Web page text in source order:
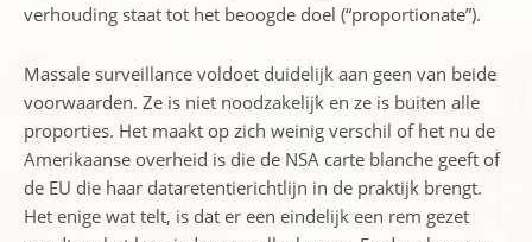
verhouding staat tot het beoogde doel (“proportionate”).
Massale surveillance voldoet duidelijk aan geen van beide
voorwaarden. Ze is niet noodzakelijk en ze is buiten alle
proporties. Het maakt op zich weinig verschil of het nu de
Amerikaanse overheid is die de NSA carte blanche geeft of
de EU die haar dataretentierichtlijn in de praktijk brengt.
Het enige wat telt, is dat er een eindelijk een rem gezet